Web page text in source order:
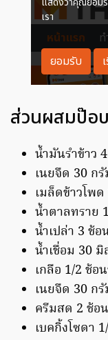
ส่วนผสมป๊อ
น้ำมันรำข้าว
เนยจืด 30 ก
เมล็ดข้าวโพ
น้ำตาลทราย
น้ำเปล่า 3 ช้อ
น้ำเชื่อม 30
เกลือ 1/2 ช้อ
เนยจืด 30 ก
ครีมสด 2 ช้อ
เบคกิ้งโซดา